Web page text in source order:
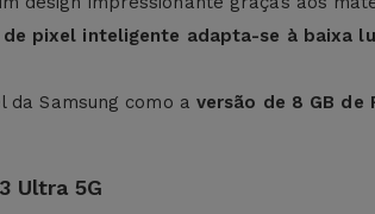
de pixel inteligente adapta-se à baixa
Samsung como a versão de 8 GB de
Ultra 5G